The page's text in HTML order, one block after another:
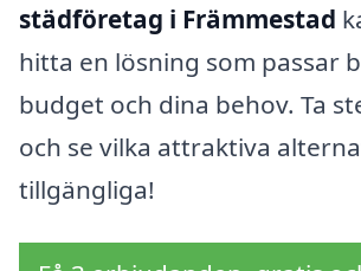
städföretag i Främmestad
hitta en lösning som passar
budget och dina behov. Ta
och se vilka attraktiva
tillgängliga!